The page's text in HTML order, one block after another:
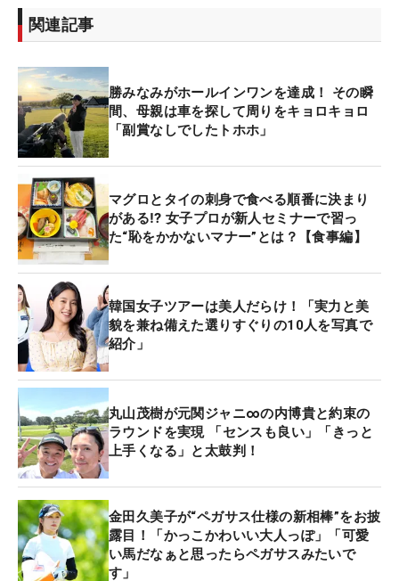
関連記事
勝みなみがホールインワンを達成！ その瞬
間、母親は車を探して周りをキョロキョロ
「副賞なしでしたトホホ」
マグロとタイの刺身で食べる順番に決まり
がある⁉ 女子プロが新人セミナーで習っ
た“恥をかかないマナー”とは？【食事編】
韓国女子ツアーは美人だらけ！「実力と美
貌を兼ね備えた選りすぐりの10人を写真で
紹介」
丸山茂樹が元関ジャニ∞の内博貴と約束の
ラウンドを実現 「センスも良い」「きっと
上手くなる」と太鼓判！
金田久美子が“ペガサス仕様の新相棒”をお披
露目！「かっこかわいい大人っぽ」「可愛
い馬だなぁと思ったらペガサスみたいで
す」